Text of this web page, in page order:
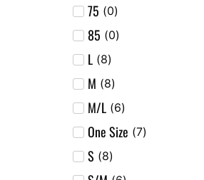
75 (0)
85 (0)
L (8)
M (8)
M/L (6)
One Size (7)
S (8)